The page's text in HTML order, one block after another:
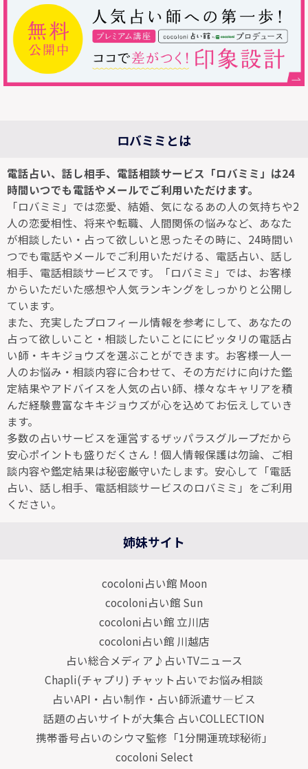
ロバミミとは
電話占い、話し相手、電話相談サービス「ロバミミ」は24
時間いつでも電話やメールでご利用いただけます。
「ロバミミ」では恋愛、結婚、気になるあの人の気持ちや2
人の恋愛相性、将来や転職、人間関係の悩みなど、あなた
が相談したい・占って欲しいと思ったその時に、24時間い
つでも電話やメールでご利用いただける、電話占い、話し
相手、電話相談サービスです。「ロバミミ」では、お客様
からいただいた感想や人気ランキングをしっかりと公開し
ています。
また、充実したプロフィール情報を参考にして、あなたの
占って欲しいこと・相談したいことににピッタリの電話占
い師・キキジョウズを選ぶことができます。お客様一人一
人のお悩み・相談内容に合わせて、その方だけに向けた鑑
定結果やアドバイスを人気の占い師、様々なキャリアを積
んだ経験豊富なキキジョウズが心を込めてお伝えしていき
ます。
多数の占いサービスを運営するザッパラスグループだから
安心ポイントも盛りだくさん！個人情報保護は勿論、ご相
談内容や鑑定結果は秘密厳守いたします。安心して「電話
占い、話し相手、電話相談サービスのロバミミ」をご利用
ください。
姉妹サイト
cocoloni占い館 Moon
cocoloni占い館 Sun
cocoloni占い館 立川店
cocoloni占い館 川越店
占い総合メディア♪占いTVニュース
Chapli(チャプリ) チャット占いでお悩み相談
占いAPI・占い制作・占い師派遣サ―ビス
話題の占いサイトが大集合 占いCOLLECTION
携帯番号占いのシウマ監修「1分開運琉球秘術」
cocoloni Select